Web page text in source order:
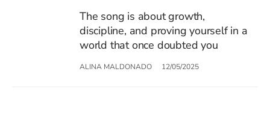
The song is about growth,
discipline, and proving yourself in a
world that once doubted you
ALINA MALDONADO 12/05/2025